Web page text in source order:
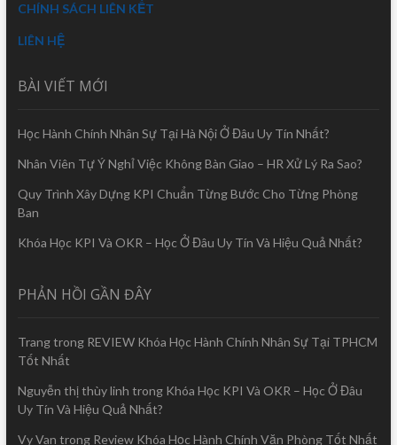
CHÍNH SÁCH LIÊN KẾT
LIÊN HỆ
BÀI VIẾT MỚI
Học Hành Chính Nhân Sự Tại Hà Nội Ở Đâu Uy Tín Nhất?
Nhân Viên Tự Ý Nghỉ Việc Không Bàn Giao – HR Xử Lý Ra Sao?
Quy Trình Xây Dựng KPI Chuẩn Từng Bước Cho Từng Phòng
Ban
Khóa Học KPI Và OKR – Học Ở Đâu Uy Tín Và Hiệu Quả Nhất?
PHẢN HỒI GẦN ĐÂY
Trangtrong REVIEW Khóa Học Hành Chính Nhân Sự Tại TPHCM
Tốt Nhất
Nguyễn thị thùy linh trong Khóa Học KPI Và OKR – Học Ở Đâu
Uy Tín Và Hiệu Quả Nhất?
Vy Van trong Review Khóa Học Hành Chính Văn Phòng Tốt Nhất